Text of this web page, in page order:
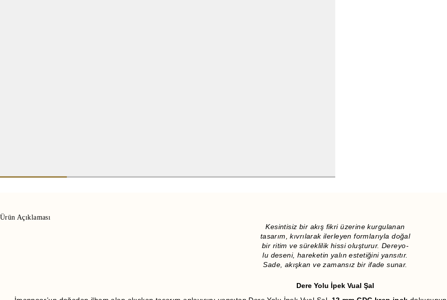
Ürün Açıklaması
Kesintisiz bir akış fikri üzerine kurgulanan
tasarım, kıvrılarak ilerleyen formlarıyla doğal
bir ritim ve süreklilik hissi oluşturur. Dereyo-
lu deseni, hareketin yalın estetiğini yansıtır.
Sade, akışkan ve zamansız bir ifade sunar.
Dere Yolu İpek Vual Şal